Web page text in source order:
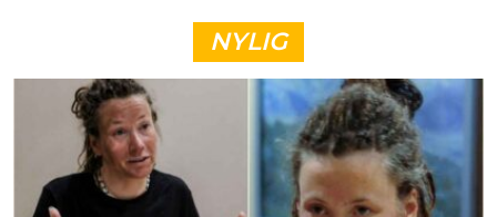
NYLIG